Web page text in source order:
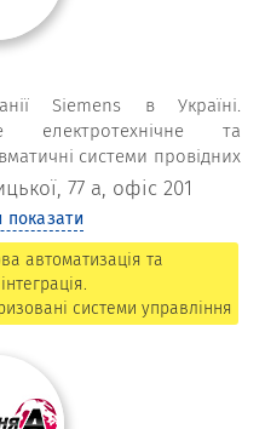
Siemens в Україні.
електротехнічне та
системи провідних
77 а, офіс 201
автоматизація та
системи управління